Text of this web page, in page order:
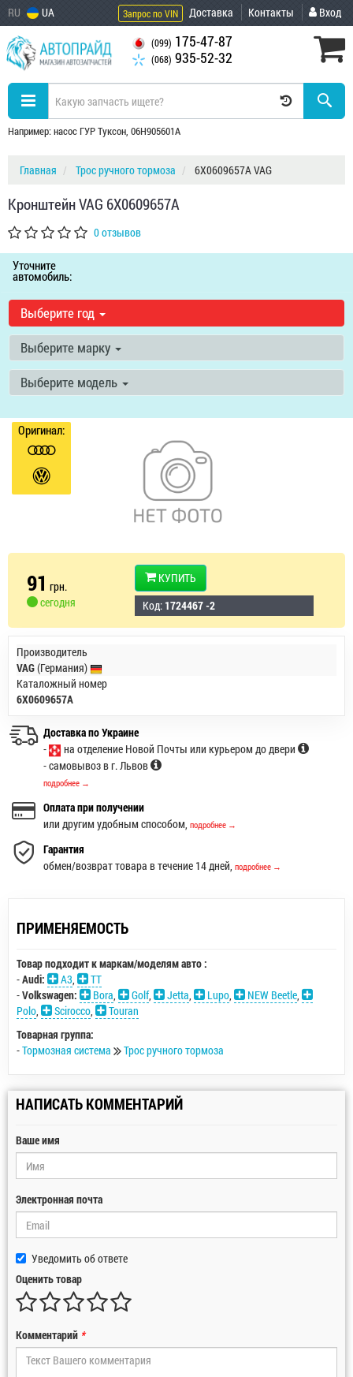
RU UA Запрос по VIN Доставка Контакты Вход
(099) 175-47-87
(068) 935-52-32
Например: насос ГУР Туксон, 06H905601A
Главная Трос ручного тормоза 6X0609657A VAG
Кронштейн VAG 6X0609657A
0 отзывов
Уточните
автомобиль:
Выберите год
Выберите марку
Выберите модель
Оригинал:
91 грн.
сегодня
КУПИТЬ
Код: 1724467 -2
Производитель
VAG(Германия)
Каталожный номер
6X0609657A
Доставка по Украине
-
на отделение Новой Почты или курьером до двери
- самовывоз в г. Львов
подробнее →
Оплата при получении
или другим удобным способом, подробнее →
Гарантия
обмен/возврат товара в течение 14 дней, подробнее →
ПРИМЕНЯЕМОСТЬ
Товар подходит к маркам/моделям авто :
-Audi: A3,
TT
-Volkswagen: Bora, Golf, Jetta, Lupo, NEW Beetle,
Polo, Scirocco,
Touran
Товарная группа:
-Тормозная система Трос ручного тормоза
НАПИСАТЬ КОММЕНТАРИЙ
Ваше имя
Электронная почта
Уведомить об ответе
Оценить товар
Комментарий *